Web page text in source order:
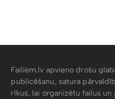
Failiem.lv apvieno drošu
publicēšanu, satura
rīkus, lai organizētu failus